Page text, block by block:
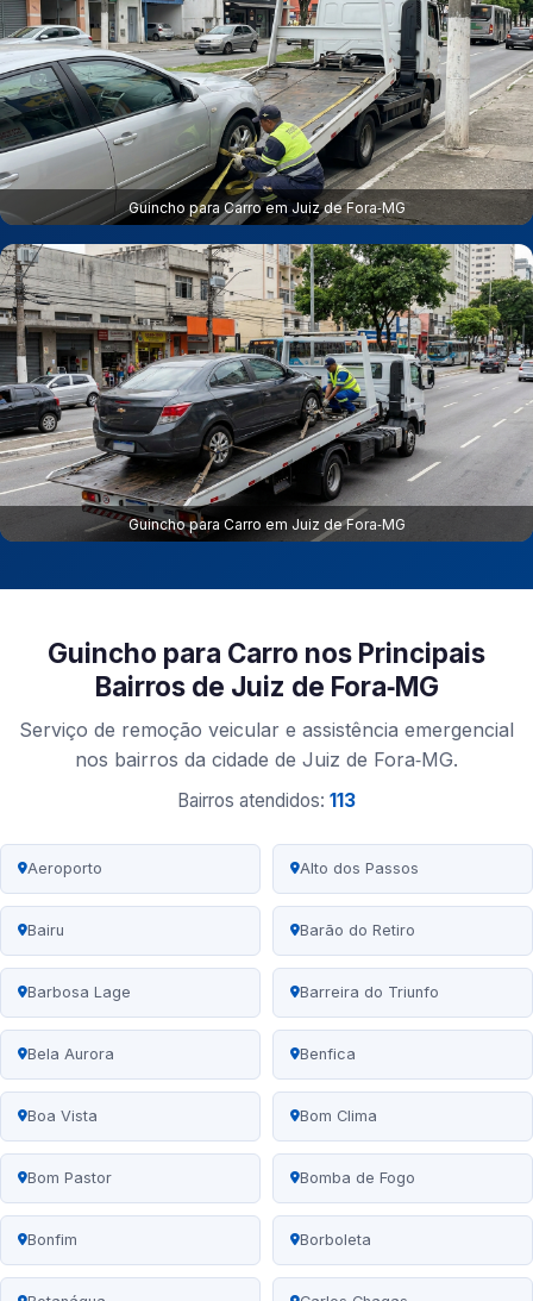
Guincho para Carro em Juiz de Fora‑MG
Guincho para Carro em Juiz de Fora‑MG
Guincho para Carro nos Principais
Bairros de Juiz de Fora‑MG
Serviço de remoção veicular e assistência emergencial
nos bairros da cidade de Juiz de Fora‑MG.
Bairros atendidos: 113
Aeroporto Alto dos Passos
Bairu Barão do Retiro
Barbosa Lage Barreira do Triunfo
Bela Aurora Benfica
Boa Vista Bom Clima
Bom Pastor Bomba de Fogo
Bonfim Borboleta